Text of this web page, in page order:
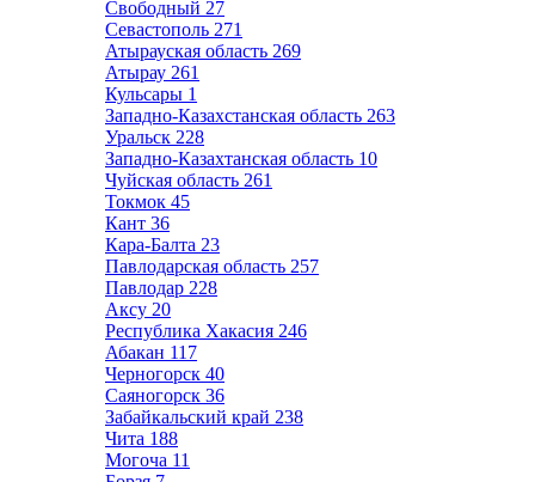
Свободный 27
Севастополь 271
Атырауская область 269
Атырау 261
Кульсары 1
Западно-Казахстанская область 263
Уральск 228
Западно-Казахтанская область 10
Чуйская область 261
Токмок 45
Кант 36
Кара-Балта 23
Павлодарская область 257
Павлодар 228
Аксу 20
Республика Хакасия 246
Абакан 117
Черногорск 40
Саяногорск 36
Забайкальский край 238
Чита 188
Могоча 11